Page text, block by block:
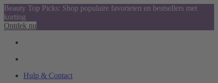
Beauty Top Picks: Shop populaire favorieten en bestsellers met
korting
Ontdek nu
Hulp & Contact